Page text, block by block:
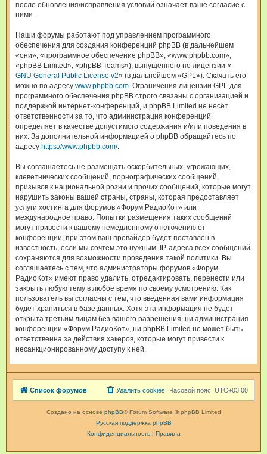
после обновления/исправления условий означает ваше согласие с
ними.
Наши форумы работают под управлением программного
обеспечения для создания конференций phpBB (в дальнейшем
«они», «программное обеспечение phpBB», «www.phpbb.com»,
«phpBB Limited», «phpBB Teams»), выпущенного по лицензии «
GNU General Public License v2» (в дальнейшем «GPL»). Скачать его
можно по адресу www.phpbb.com. Ограничения лицензии GPL для
программного обеспечения phpBB строго связаны с организацией и
поддержкой интернет-конференций, и phpBB Limited не несёт
ответственности за то, что администрация конференций
определяет в качестве допустимого содержания и/или поведения в
них. За дополнительной информацией о phpBB обращайтесь по
адресу https://www.phpbb.com/.
Вы соглашаетесь не размещать оскорбительных, угрожающих,
клеветнических сообщений, порнографических сообщений,
призывов к национальной розни и прочих сообщений, которые могут
нарушить законы вашей страны, страны, которая предоставляет
услуги хостинга для форумов «Форум РадиоКот» или
международное право. Попытки размещения таких сообщений
могут привести к вашему немедленному отключению от
конференции, при этом ваш провайдер будет поставлен в
известность, если мы сочтём это нужным. IP-адреса всех сообщений
сохраняются для возможности проведения такой политики. Вы
соглашаетесь с тем, что администраторы форумов «Форум
РадиоКот» имеют право удалить, отредактировать, перенести или
закрыть любую тему в любое время по своему усмотрению. Как
пользователь вы согласны с тем, что введённая вами информация
будет храниться в базе данных. Хотя эта информация не будет
открыта третьим лицам без вашего разрешения, ни администрация
конференции «Форум РадиоКот», ни phpBB Limited не может быть
ответственна за действия хакеров, которые могут привести к
несанкционированному доступу к ней.
Список форумов Часовой пояс: UTC+03:00
Удалить cookies
Создано на основе phpBB® Forum Software © phpBB Limited
Русская поддержка phpBB
Конфиденциальность| Правила